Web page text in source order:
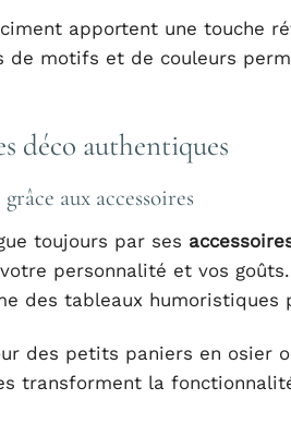
apportent une touche
de motifs et de couleurs
déco authentiques
aux accessoires
toujours par ses
personnalité et vos
des tableaux
des petits paniers en osier
transforment la